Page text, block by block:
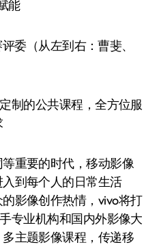
委（从左到右：曹斐、
制的公共课程，全方位服
重要的时代，移动影像
到每个人的日常生活
影像创作热情，vivo将打
专业机构和国内外影像大
主题影像课程，传递移